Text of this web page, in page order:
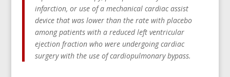
infarction, or use of a mechanical cardiac assist
device that was lower than the rate with placebo
among patients with a reduced left ventricular
ejection fraction who were undergoing cardiac
surgery with the use of cardiopulmonary bypass.